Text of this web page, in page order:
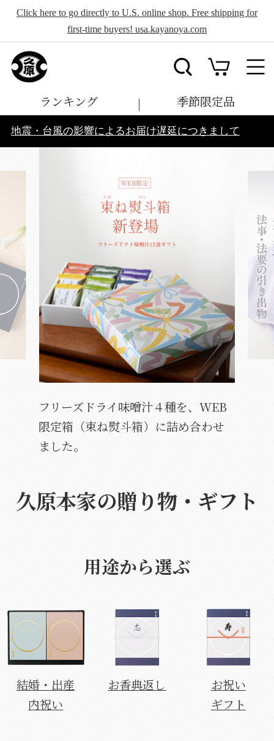
Click here to go directly to U.S. online shop. Free shipping for
first-time buyers! usa.kayanoya.com
ランキング 季節限定品
地震・台風の影響によるお届け遅延につきまして
お香典返しや、法事・法要の引き出
物におすすめのギフトをご予算別に
お選びいただけます。
久原本家の贈り物・ギフト
用途から選ぶ
結婚・出産
内祝い
お香典返し
お祝い
ギフト